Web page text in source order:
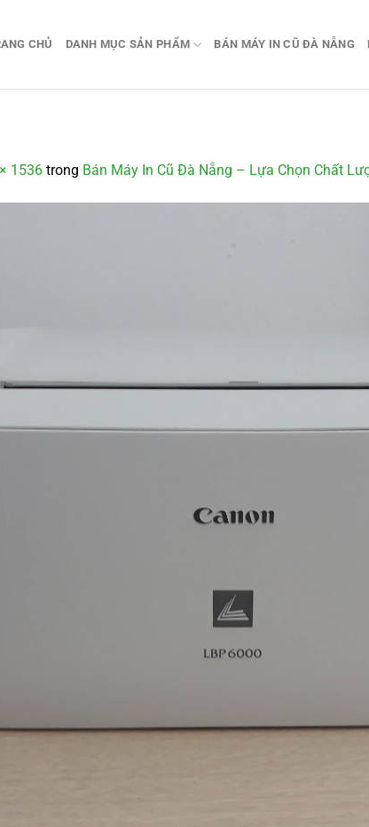
CHỦ DANH MỤC SẢN PHẨM BÁN MÁY IN CŨ ĐÀ NẴNG
1536 trong Bán Máy In Cũ Đà Nẵng – Lựa Chọn Chất